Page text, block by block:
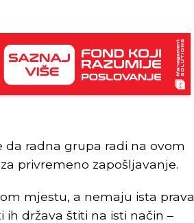
da radna grupa radi na ovom
privremeno zapošljavanje.
mjestu, a nemaju ista prava
ih država štiti na isti način –